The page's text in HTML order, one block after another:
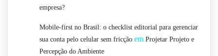
empresa?
Mobile-first no Brasil: o checklist editorial para gerenciar
sua conta pelo celular sem fricção em Projetar Projeto e
Percepção do Ambiente